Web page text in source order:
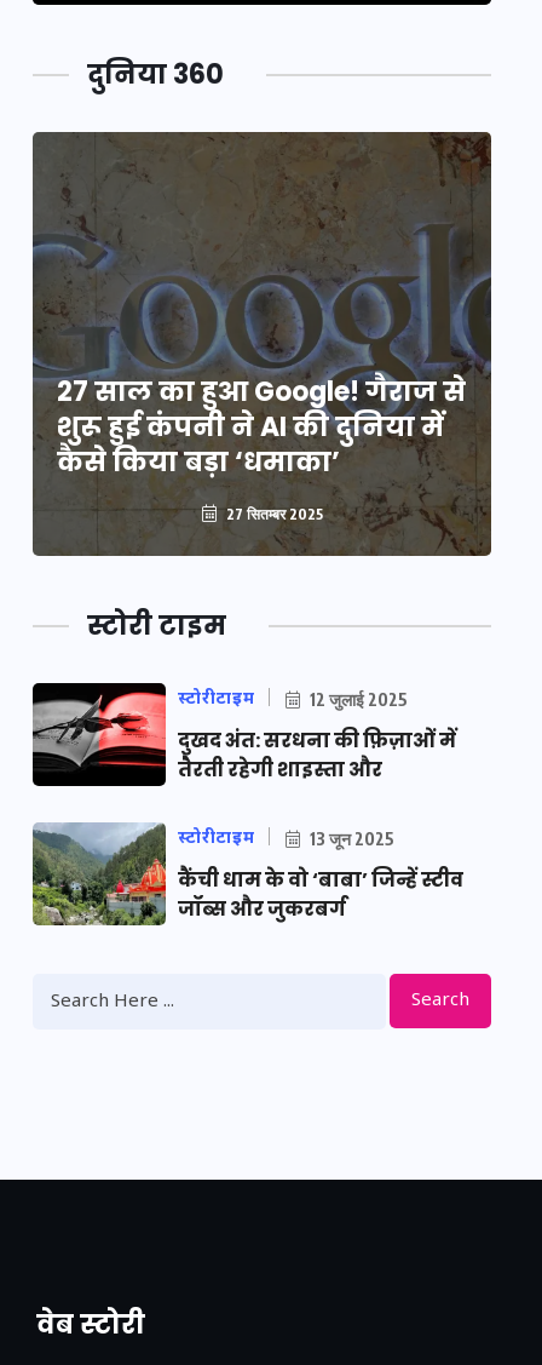
दुनिया 360
27 साल का हुआ Google! गैराज से
शुरू हुई कंपनी ने AI की दुनिया में
कैसे किया बड़ा ‘धमाका’
27 सितम्बर 2025
स्टोरी टाइम
स्टोरीटाइम 12 जुलाई 2025
दुखद अंत: सरधना की फ़िज़ाओं में
तैरती रहेगी शाइस्ता और
स्टोरीटाइम 13 जून 2025
कैंची धाम के वो ‘बाबा’ जिन्हें स्टीव
जॉब्स और जुकरबर्ग
Search
वेब स्टोरी
नया एक्सप्रेसवे: पूर्वांचल का लक, डेवलपमेंट का